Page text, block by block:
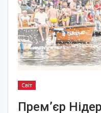
Світ
Прем’єр